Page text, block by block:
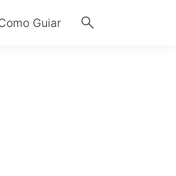
search
Guiar